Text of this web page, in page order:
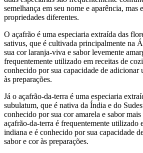
semelhança em seu nome e aparência, mas
propriedades diferentes.
O açafrão é uma especiaria extraída das
sativus, que é cultivada principalmente na
sua cor laranja-viva e sabor levemente
frequentemente utilizado em receitas de
conhecido por sua capacidade de adicionar
às preparações.
Já o açafrão-da-terra é uma especiaria
subulatum, que é nativa da Índia e do
conhecido por sua cor amarela e sabor
açafrão-da-terra é frequentemente utilizado
indiana e é conhecido por sua capacidade
sabor e cor às preparações.